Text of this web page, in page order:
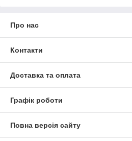
Про нас
Контакти
Доставка та оплата
Графік роботи
Повна версія сайту